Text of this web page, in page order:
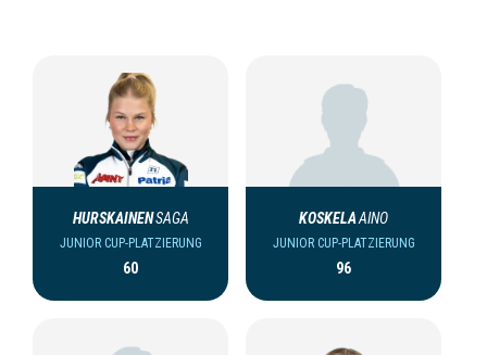
HURSKAINENSAGA
JUNIOR CUP-PLATZIERUNG
60
KOSKELAAINO
JUNIOR CUP-PLATZIERUNG
96